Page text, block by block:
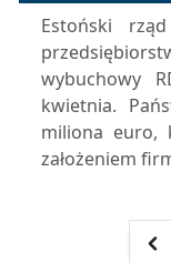
Estoński
wybuchowy
kwietnia.
miliona euro,
założeniem